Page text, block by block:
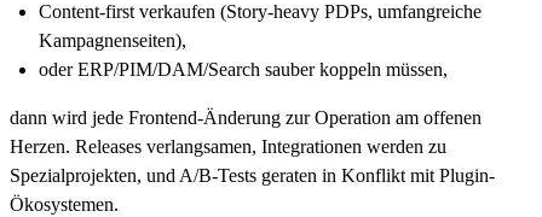
Content-first verkaufen (Story-heavy PDPs, umfangreiche
Kampagnenseiten),
oder ERP/PIM/DAM/Search sauber koppeln müssen,
dann wird jede Frontend-Änderung zur Operation am offenen
Herzen. Releases verlangsamen, Integrationen werden zu
Spezialprojekten, und A/B-Tests geraten in Konflikt mit Plugin-
Ökosystemen.